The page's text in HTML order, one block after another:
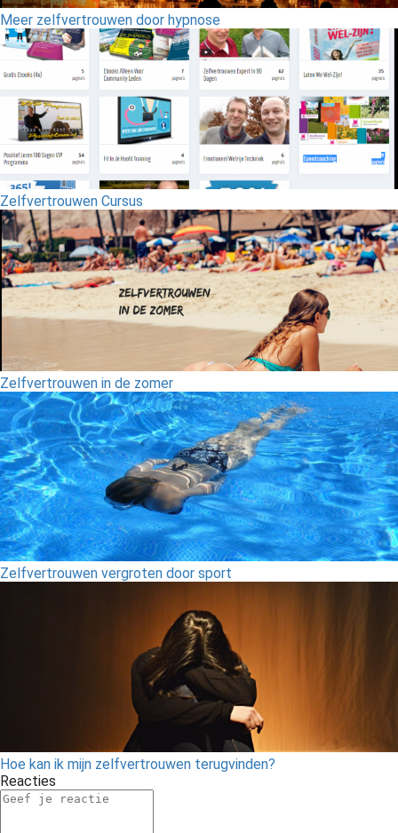
Meer zelfvertrouwen door hypnose
Zelfvertrouwen Cursus
Zelfvertrouwen in de zomer
Zelfvertrouwen vergroten door sport
Hoe kan ik mijn zelfvertrouwen terugvinden?
Reacties